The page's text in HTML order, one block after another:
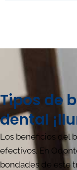
Tipos de
dental
Los beneficios del
efectivos. En
bondades de este